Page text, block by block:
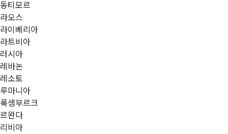
동티모르
라오스
라이베리아
라트비아
러시아
레바논
레소토
루마니아
룩셈부르크
르완다
리비아